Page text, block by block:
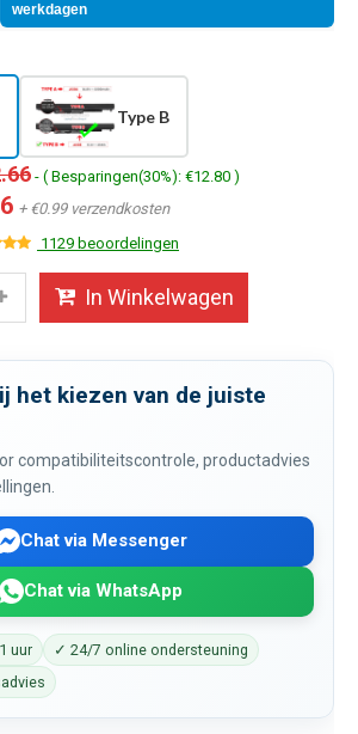
werkdagen
Type B
- ( Besparingen(30%): €12.80 )
+ €0.99 verzendkosten
1129 beoordelingen
In Winkelwagen
het kiezen van de juiste
compatibiliteitscontrole, productadvies
Chat via Messenger
Chat via WhatsApp
uur
✓ 24/7 online ondersteuning